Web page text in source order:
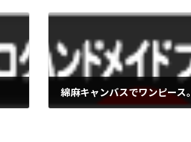
綿麻キャンバスでワンピース。